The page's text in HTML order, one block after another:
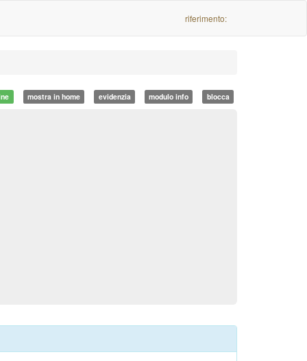
riferimento:
mostra in home evidenzia modulo info blocca